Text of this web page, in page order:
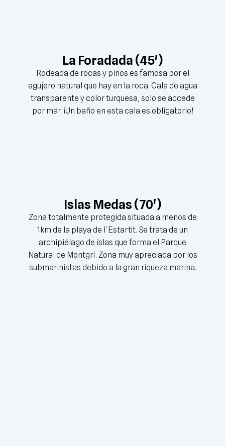
La Foradada (45')
Rodeada de rocas y pinos es famosa por el
agujero natural que hay en la roca. Cala de agua
transparente y color turquesa, solo se accede
por mar. ¡Un baño en esta cala es obligatorio!
Islas Medas (70')
Zona totalmente protegida situada a menos de
1km de la playa de l´Estartit. Se trata de un
archipiélago de islas que forma el Parque
Natural de Montgrí. Zona muy apreciada por los
submarinistas debido a la gran riqueza marina.